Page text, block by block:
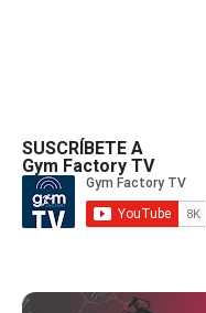
SUSCRÍBETE A
Gym Factory TV